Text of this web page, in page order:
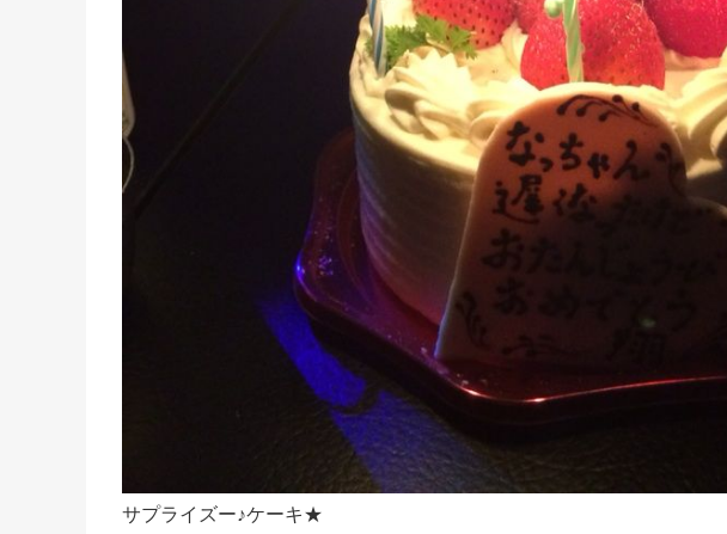
サプライズー♪ケーキ★